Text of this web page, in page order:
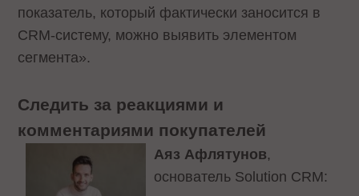
показатель, который фактически заносится в
CRM-систему, можно выявить элементом
сегмента».
Следить за реакциями и
комментариями покупателей
Аяз Афлятунов,
основатель Solution CRM: